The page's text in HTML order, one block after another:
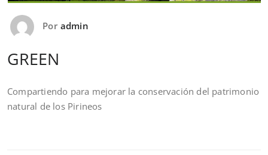
Por admin
GREEN
Compartiendo para mejorar la conservación del patrimonio
natural de los Pirineos